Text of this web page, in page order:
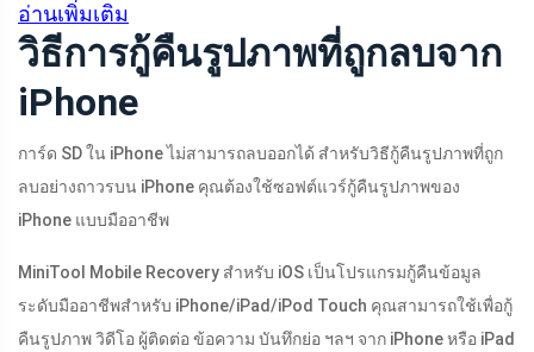
อ่านเพิ่มเติม
วิธีการกู้คืนรูปภาพที่ถูกลบจาก
iPhone
การ์ด SD ใน iPhone ไม่สามารถลบออกได้ สำหรับวิธีกู้คืนรูปภาพที่ถูก
ลบอย่างถาวรบน iPhone คุณต้องใช้ซอฟต์แวร์กู้คืนรูปภาพของ
iPhone แบบมืออาชีพ
MiniTool Mobile Recovery สำหรับ iOS เป็นโปรแกรมกู้คืนข้อมูล
ระดับมืออาชีพสำหรับ iPhone/iPad/iPod Touch คุณสามารถใช้เพื่อกู้
คืนรูปภาพ วิดีโอ ผู้ติดต่อ ข้อความ บันทึกย่อ ฯลฯ จาก iPhone หรือ iPad